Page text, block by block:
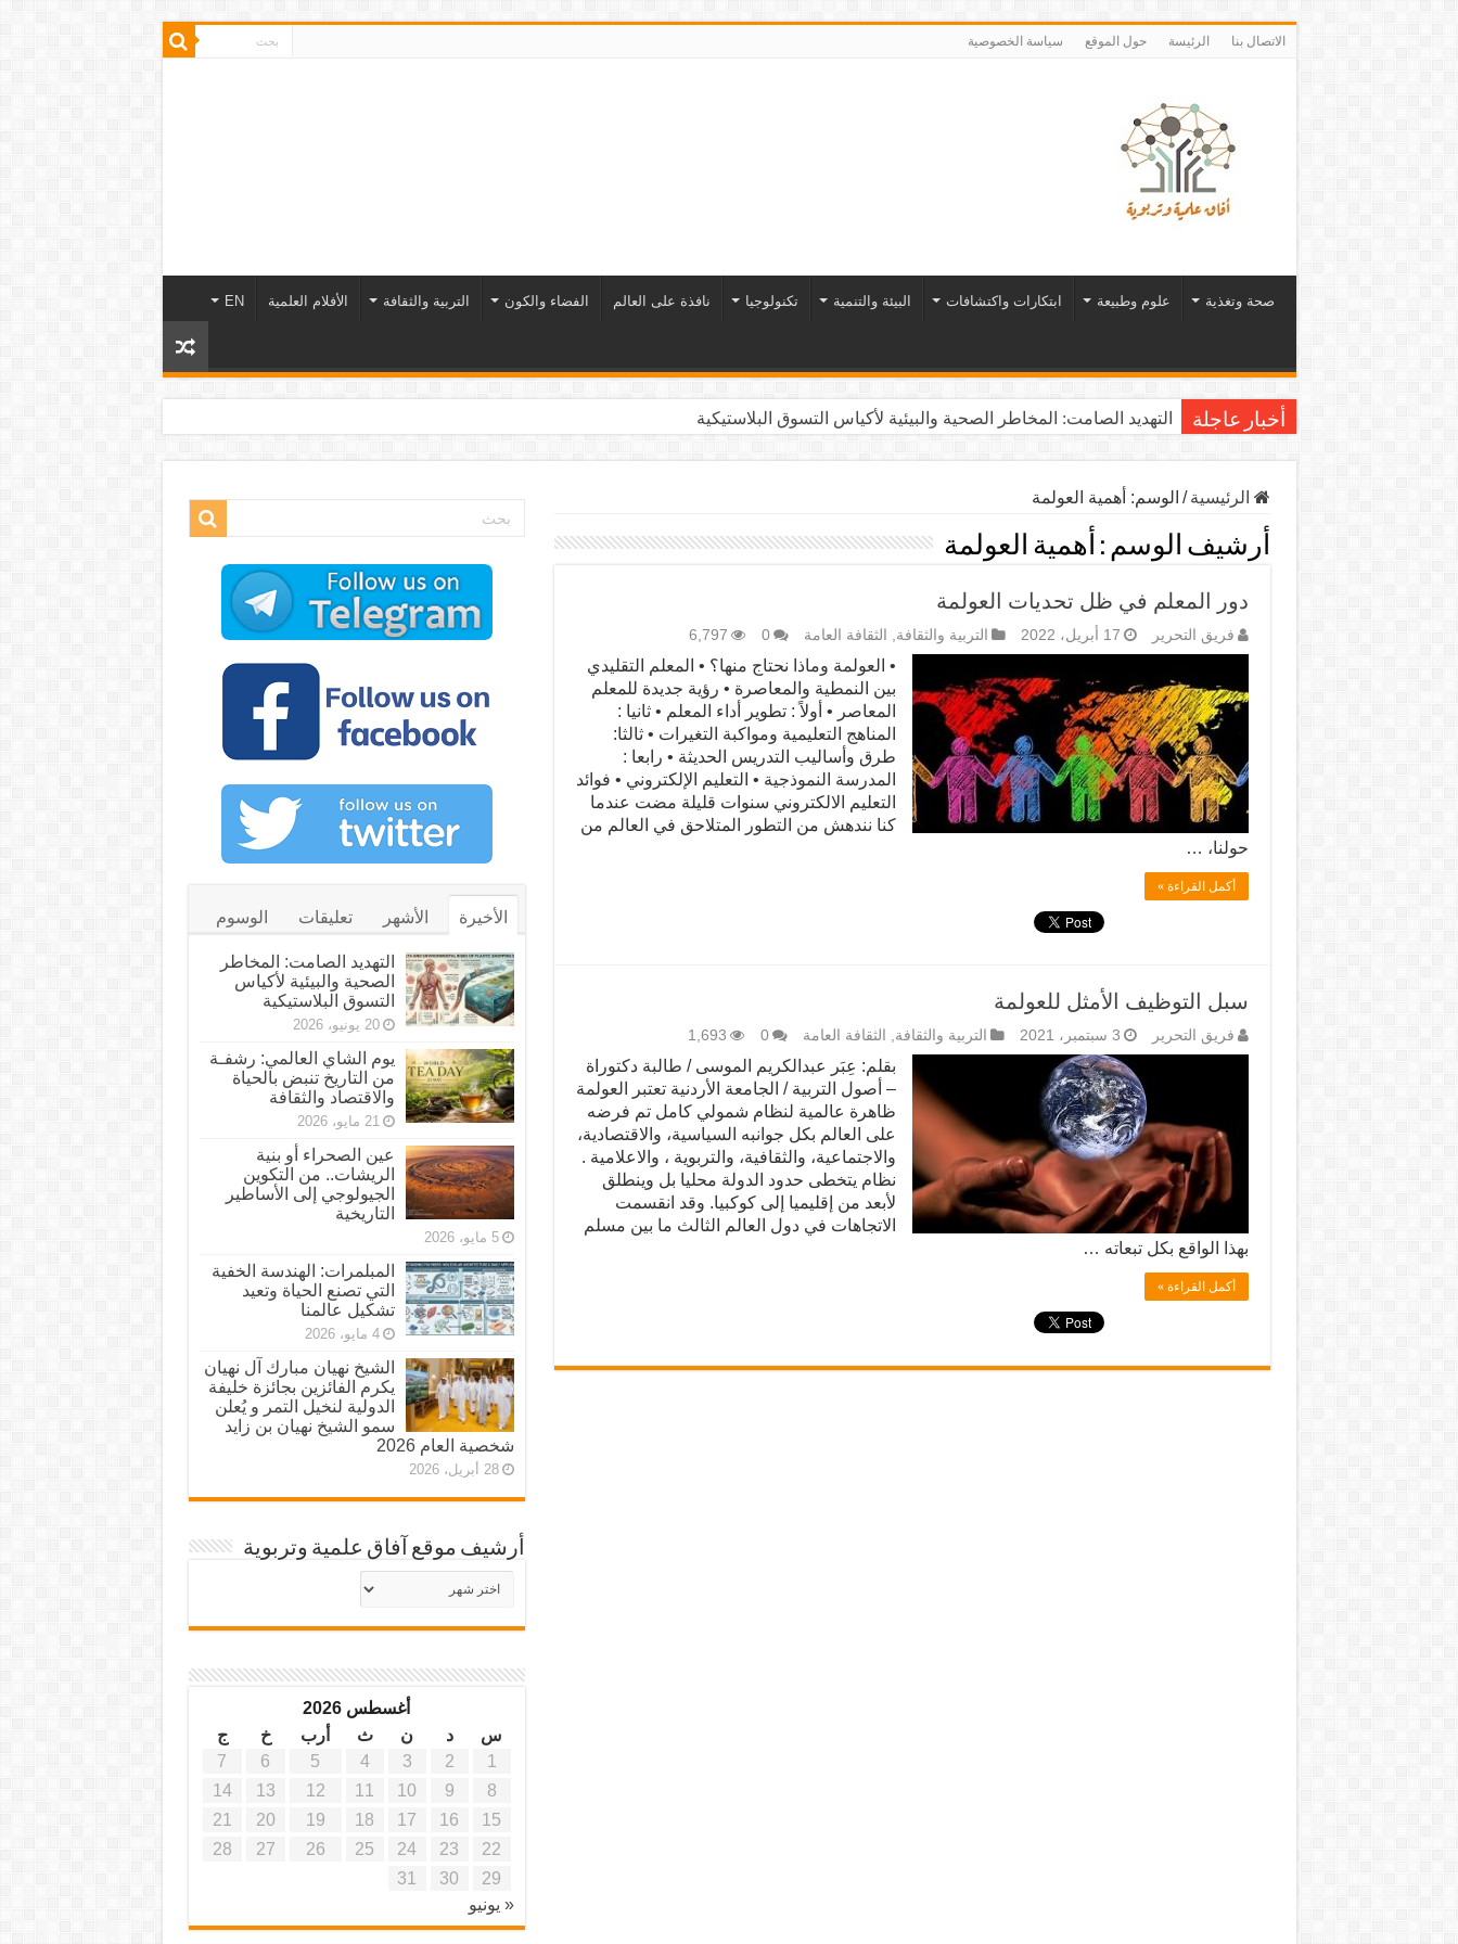
الاتصال بنا الرئيسة حول الموقع سياسة الخصوصية
صحة وتغذية علوم وطبيعة ابتكارات واكتشافات البيئة والتنمية تكنولوجيا نافذة على العالم الفضاء والكون التربية والثقافة الأفلام العلمية EN
أخبار عاجلة التهديد الصامت: المخاطر الصحية والبيئية لأكياس التسوق البلاستيكية
الرئيسية / الوسم: أهمية العولمة
أرشيف الوسم : أهمية العولمة
دور المعلم في ظل تحديات العولمة
فريق التحرير 17 أبريل، 2022 التربية والثقافة, الثقافة العامة 0
6,797
• العولمة وماذا نحتاج منها؟ • المعلم التقليدي
بين النمطية والمعاصرة • رؤية جديدة للمعلم
المعاصر • أولاً : تطوير أداء المعلم • ثانيا :
المناهج التعليمية ومواكبة التغيرات • ثالثا:
طرق وأساليب التدريس الحديثة • رابعا :
المدرسة النموذجية • التعليم الإلكتروني • فوائد
التعليم الالكتروني سنوات قليلة مضت عندما
كنا نندهش من التطور المتلاحق في العالم من
حولنا، …
أكمل القراءة »
سبل التوظيف الأمثل للعولمة
فريق التحرير 3 سبتمبر، 2021 التربية والثقافة, الثقافة العامة 0
1,693
بقلم: عِبَر عبدالكريم الموسى / طالبة دكتوراة
– أصول التربية / الجامعة الأردنية تعتبر العولمة
ظاهرة عالمية لنظام شمولي كامل تم فرضه
على العالم بكل جوانبه السياسية، والاقتصادية،
والاجتماعية، والثقافية، والتربوية ، والاعلامية .
نظام يتخطى حدود الدولة محليا بل وينطلق
لأبعد من إقليميا إلى كوكبيا. وقد انقسمت
الاتجاهات في دول العالم الثالث ما بين مسلم
بهذا الواقع بكل تبعاته …
أكمل القراءة »
الأخيرة الأشهر تعليقات الوسوم
التهديد الصامت: المخاطر
الصحية والبيئية لأكياس
التسوق البلاستيكية
20 يونيو، 2026
يوم الشاي العالمي: رشفـة
من التاريخ تنبض بالحياة
والاقتصاد والثقافة
21 مايو، 2026
عين الصحراء أو بنية
الريشات.. من التكوين
الجيولوجي إلى الأساطير
التاريخية
5 مايو، 2026
المبلمرات: الهندسة الخفية
التي تصنع الحياة وتعيد
تشكيل عالمنا
4 مايو، 2026
الشيخ نهيان مبارك آل نهيان
يكرم الفائزين بجائزة خليفة
الدولية لنخيل التمر و يُعلن
سمو الشيخ نهيان بن زايد
شخصية العام 2026
28 أبريل، 2026
أرشيف موقع آفاق علمية وتربوية
أرشيف
موقع
أغسطس 2026
س
د ن ث أرب خ
ج
1
2
3
4
5
6
7
8
9
10
11
12
13
14
15
16
17
18
19
20
21
22
23
24
25
26
27
28
29
30
31
« يونيو